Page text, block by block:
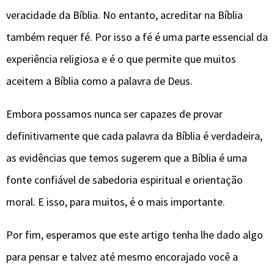
veracidade da Bíblia. No entanto, acreditar na Bíblia
também requer fé. Por isso a fé é uma parte essencial da
experiência religiosa e é o que permite que muitos
aceitem a Bíblia como a palavra de Deus.
Embora possamos nunca ser capazes de provar
definitivamente que cada palavra da Bíblia é verdadeira,
as evidências que temos sugerem que a Bíblia é uma
fonte confiável de sabedoria espiritual e orientação
moral. E isso, para muitos, é o mais importante.
Por fim, esperamos que este artigo tenha lhe dado algo
para pensar e talvez até mesmo encorajado você a